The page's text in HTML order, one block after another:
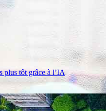
plus tôt grâce à l’IA